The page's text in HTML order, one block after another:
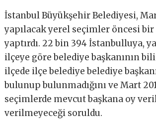
İstanbul Büyükşehir Belediyesi,
yapılacak yerel seçimler öncesi
yaptırdı. 22 bin 394 İstanbulluya,
ilçeye göre belediye başkanının
ilçede ilçe belediye belediye
bulunup bulunmadığını ve Mart
seçimlerde mevcut başkana oy
verilmeyeceği soruldu.